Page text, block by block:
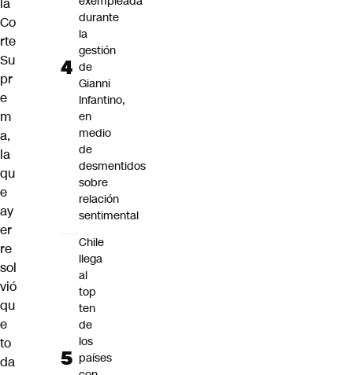
Co
rte
Su
pr
e
m
a,
la
qu
e
ay
er
re
sol
vió
qu
e
to
da
durante
la
gestión
de
Gianni
Infantino,
en
medio
de
desmentidos
sobre
relación
sentimental
Chile
llega
al
top
ten
de
los
países